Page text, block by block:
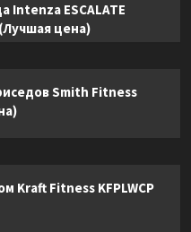
Intenza ESCALATE
цена)
Smith Fitness
Kraft Fitness KFPLWCP